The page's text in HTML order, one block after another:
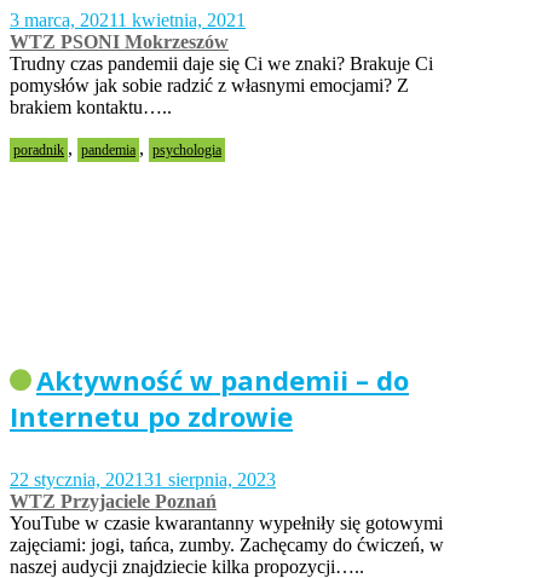
3 marca, 20211 kwietnia, 2021
WTZ PSONI Mokrzeszów
Trudny czas pandemii daje się Ci we znaki? Brakuje Ci
pomysłów jak sobie radzić z własnymi emocjami? Z
brakiem kontaktu…..
poradnik , pandemia , psychologia
Aktywność w pandemii – do
Internetu po zdrowie
22 stycznia, 202131 sierpnia, 2023
WTZ Przyjaciele Poznań
YouTube w czasie kwarantanny wypełniły się gotowymi
zajęciami: jogi, tańca, zumby. Zachęcamy do ćwiczeń, w
naszej audycji znajdziecie kilka propozycji…..